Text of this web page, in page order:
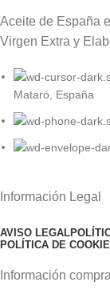
Aceite de España
Virgen Extra y
Mataró, España
Información Legal
AVISO LEGAL
POLÍTICA DE
Información